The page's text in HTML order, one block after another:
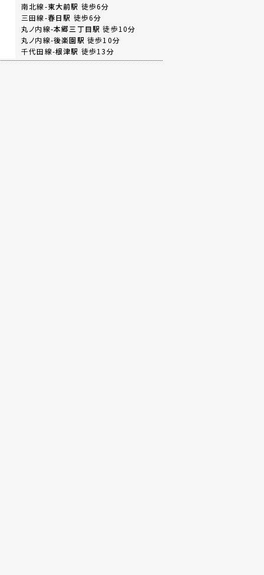
南北線-東大前駅 徒歩6分
三田線-春日駅 徒歩6分
丸ノ内線-本郷三丁目駅 徒歩10分
丸ノ内線-後楽園駅 徒歩10分
千代田線-根津駅 徒歩13分